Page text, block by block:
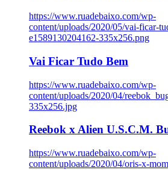
https://www.ruadebaixo.com/wp-
content/uploads/2020/05/vai-ficar-
e1589130204162-335x256.png
Vai Ficar Tudo Bem
https://www.ruadebaixo.com/wp-
content/uploads/2020/04/
335x256.jpg
Reebok x Alien U.S.C.M.
https://www.ruadebaixo.com/wp-
content/uploads/2020/04/oris-x-